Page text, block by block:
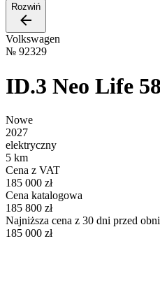
Rozwiń
Volkswagen
№ 92329
ID.3 Neo Life
Nowe
2027
elektryczny
5 km
Cena z VAT
185 000 zł
Cena katalogowa
185 800 zł
Najniższa cena z 30 dni przed
185 000 zł